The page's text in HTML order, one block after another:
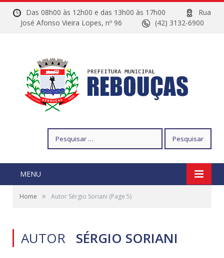
Das 08h00 às 12h00 e das 13h00 às 17h00
Rua
José Afonso Vieira Lopes, nº 96
(42) 3132-6900
por:
MENU
Home » Autor Sérgio Soriani (Page 5)
AUTOR SÉRGIO SORIANI